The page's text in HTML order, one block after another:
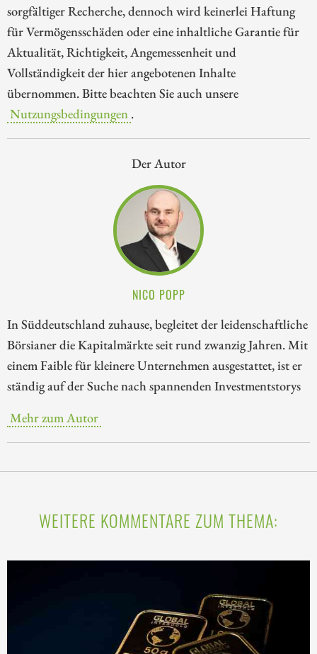
sorgfältiger Recherche, dennoch wird keinerlei Haftung
für Vermögensschäden oder eine inhaltliche Garantie für
Aktualität, Richtigkeit, Angemessenheit und
Vollständigkeit der hier angebotenen Inhalte
übernommen. Bitte beachten Sie auch unsere
Nutzungsbedingungen .
Der Autor
NICO POPP
In Süddeutschland zuhause, begleitet der leidenschaftliche
Börsianer die Kapitalmärkte seit rund zwanzig Jahren. Mit
einem Faible für kleinere Unternehmen ausgestattet, ist er
ständig auf der Suche nach spannenden Investmentstorys
Mehr zum Autor
WEITERE KOMMENTARE ZUM THEMA: